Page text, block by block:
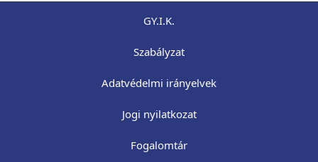
GY.I.K.
Szabályzat
Adatvédelmi irányelvek
Jogi nyilatkozat
Fogalomtár